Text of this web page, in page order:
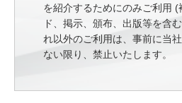
を紹介するためにのみご利用 (
ド、掲示、頒布、出版等を含
れ以外のご利用は、事前に当
ない限り、禁止いたします。